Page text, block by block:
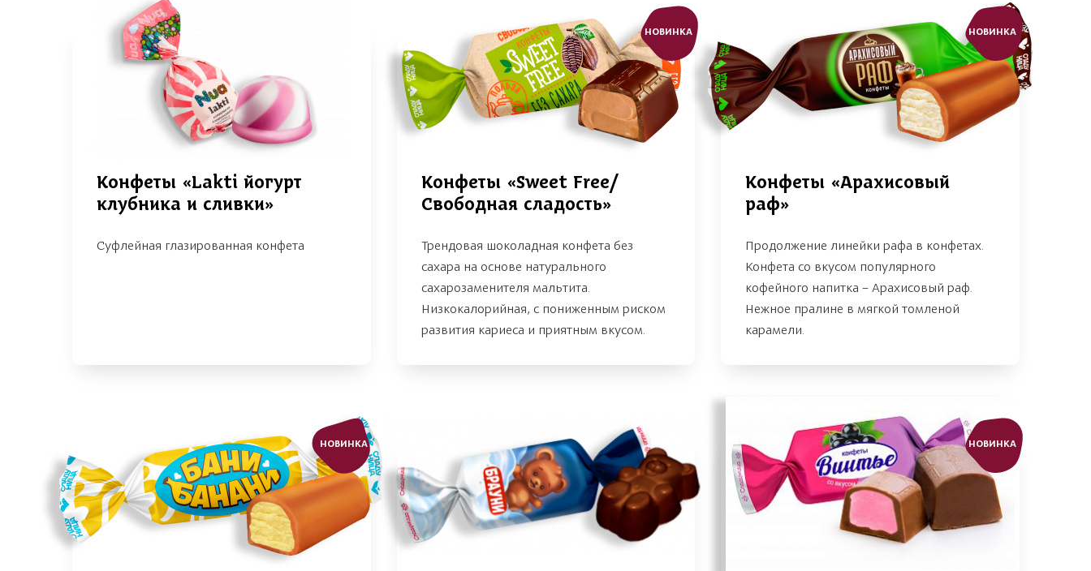
Конфеты «Lakti йогурт
клубника и сливки»
Суфлейная глазированная конфета
НОВИНКА
Конфеты «Sweet Free/
Свободная сладость»
Трендовая шоколадная конфета без
сахара на основе натурального
сахарозаменителя мальтита.
Низкокалорийная, с пониженным риском
развития кариеса и приятным вкусом.
НОВИНКА
Конфеты «Арахисовый
раф»
Продолжение линейки рафа в конфетах.
Конфета со вкусом популярного
кофейного напитка – Арахисовый раф.
Нежное пралине в мягкой томленой
карамели.
НОВИНКА НОВИНКА